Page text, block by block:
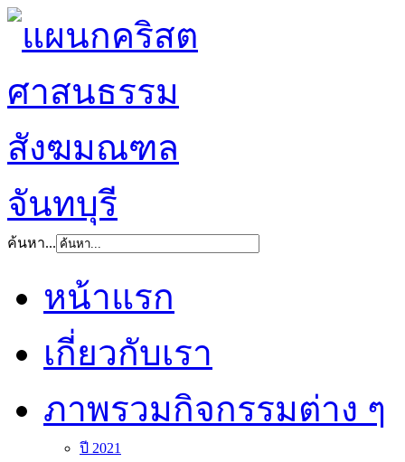
ค้นหา...
หน้าแรก
เกี่ยวกับเรา
ภาพรวมกิจกรรมต่าง ๆ
ปี 2021